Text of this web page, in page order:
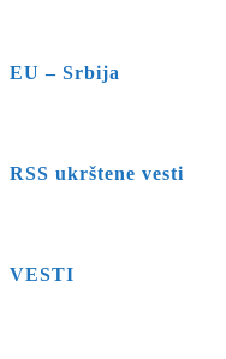
EU – Srbija
RSS ukrštene vesti
VESTI